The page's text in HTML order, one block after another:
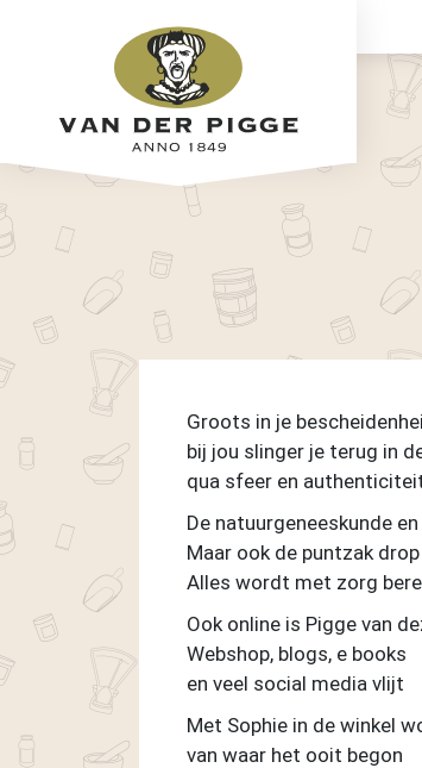
Groots in je
bij jou slinger je terug in
qua sfeer en
De natuurgeneeskunde
Maar ook de puntzak
Alles wordt met zorg
Ook online is Pigge van
Webshop, blogs, e books
en veel social media vlijt
Met Sophie in de winkel
van waar het ooit begon